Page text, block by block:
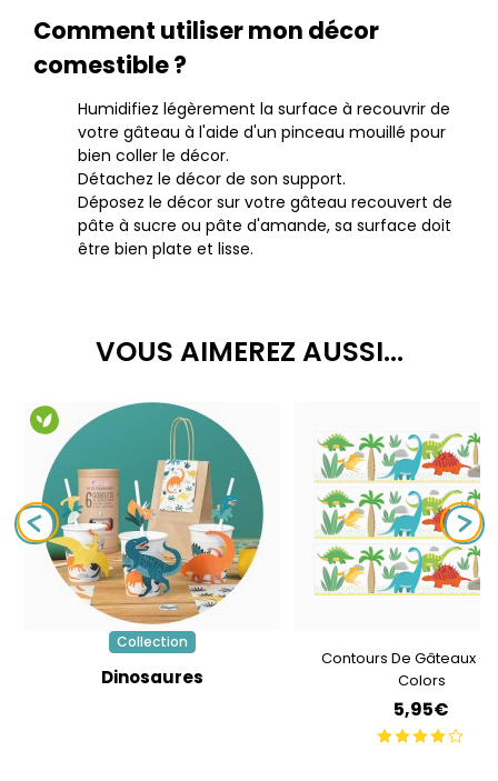
Comment utiliser mon décor
comestible ?
Humidifiez légèrement la surface à recouvrir de
votre gâteau à l'aide d'un pinceau mouillé pour
bien coller le décor.
Détachez le décor de son support.
Déposez le décor sur votre gâteau recouvert de
pâte à sucre ou pâte d'amande, sa surface doit
être bien plate et lisse.
VOUS AIMEREZ AUSSI...
Collection
Dinosaures
Contours De Gâteaux -
Colors
5,95€